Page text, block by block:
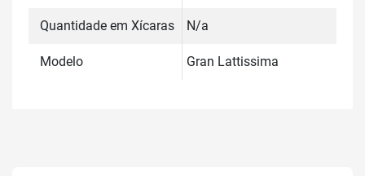
Quantidade em Xícaras N/a
Modelo Gran Lattissima